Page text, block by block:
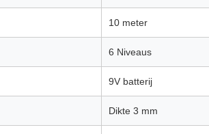
10 meter
6 Niveaus
9V batterij
Dikte 3 mm